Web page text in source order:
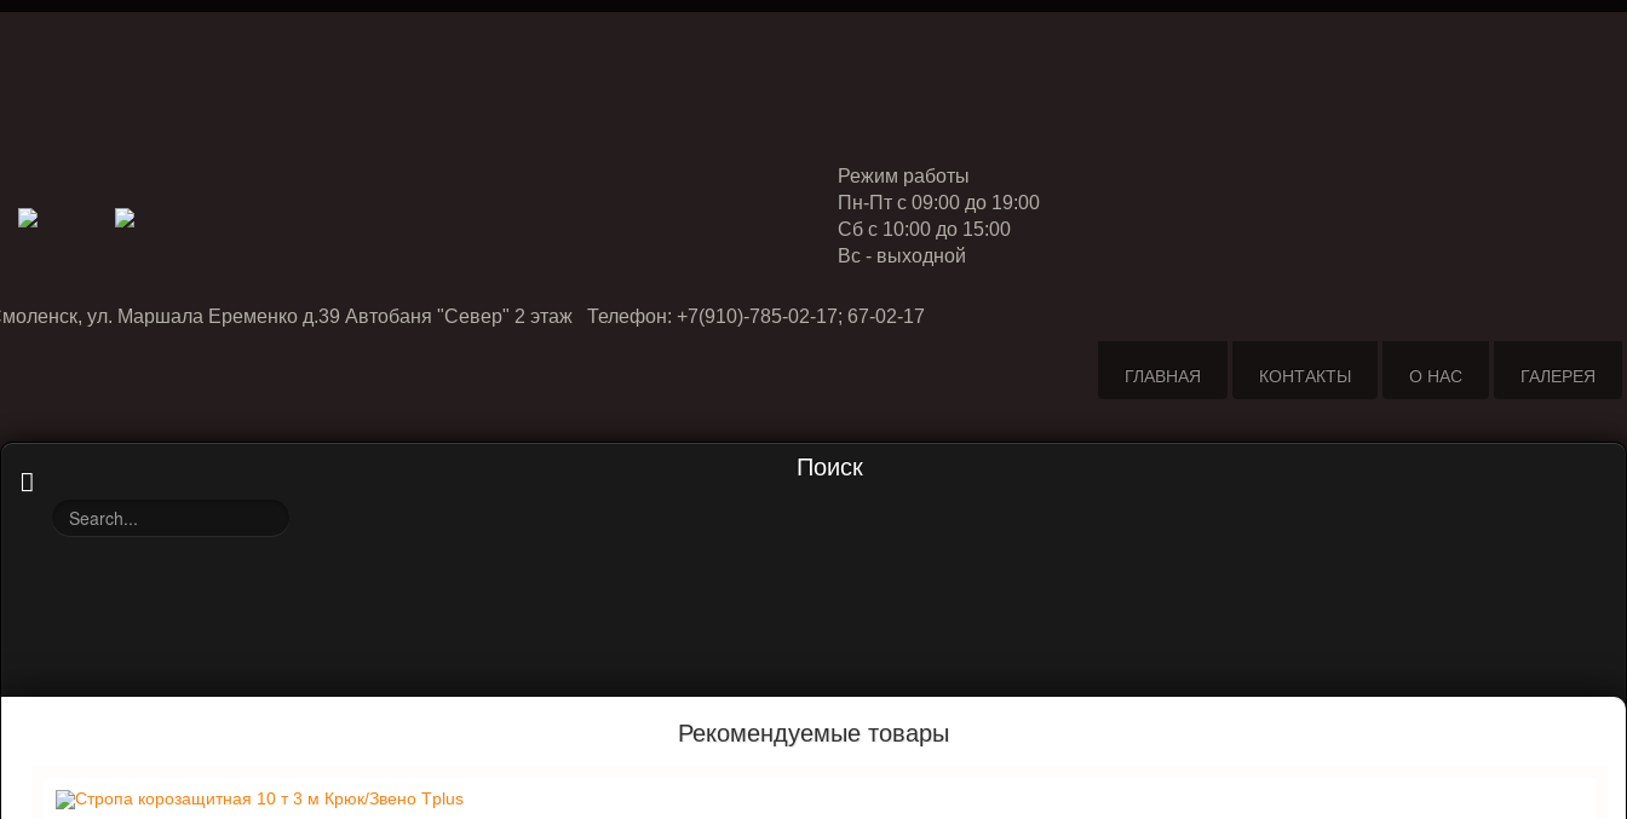
Режим работы
Пн-Пт с 09:00 до 19:00
Cб с 10:00 до 15:00
Вс - выходной
ул. Маршала Еременко д.39 Автобаня "Север" 2 этаж Телефон: +7(910)-785-02-17; 67-02-17
ГЛАВНАЯ КОНТАКТЫ О НАС ГАЛЕРЕЯ
Поиск
Рекомендуемые товары